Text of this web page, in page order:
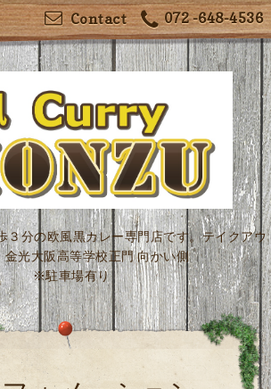
072 -648-4536
Contact
３分の欧風黒カレー専門店です。テイクアウ
金光大阪高等学校正門 向かい側
※駐車場有り